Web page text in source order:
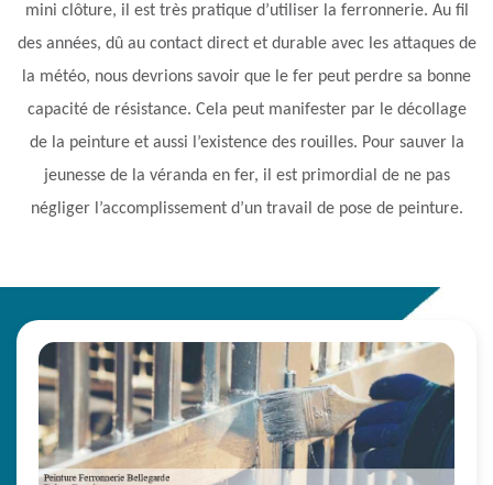
mini clôture, il est très pratique d’utiliser la ferronnerie. Au fil
des années, dû au contact direct et durable avec les attaques de
la météo, nous devrions savoir que le fer peut perdre sa bonne
capacité de résistance. Cela peut manifester par le décollage
de la peinture et aussi l’existence des rouilles. Pour sauver la
jeunesse de la véranda en fer, il est primordial de ne pas
négliger l’accomplissement d’un travail de pose de peinture.